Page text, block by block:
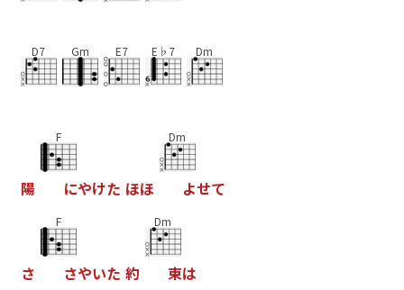
D7 Gm E7 E♭7 Dm
陽
F
にやけた ほほ
Dm
よせて
さ
F
さやいた 約
Dm
束は